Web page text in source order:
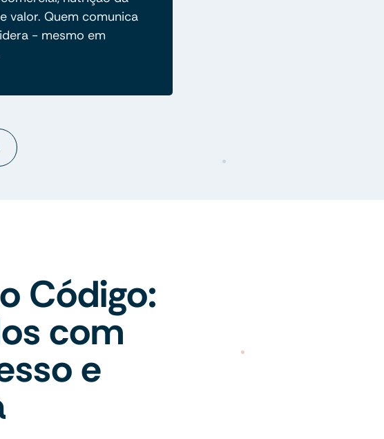
valor. Quem comunica
- mesmo em
Código:
com
e